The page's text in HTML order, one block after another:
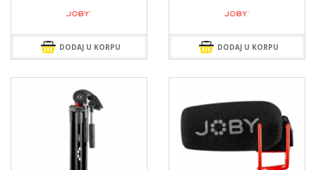
DODAJ U KORPU
bila
DODAJ U KORPU